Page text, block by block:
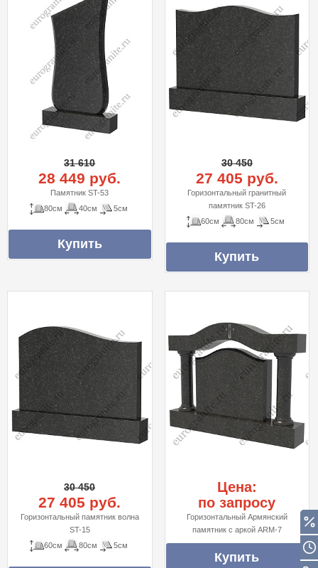
31 610
28 449 руб.
Памятник ST-53
80см
40см 5см
30 450
27 405 руб.
Горизонтальный гранитный
памятник ST-26
60см
80см 5см
30 450
27 405 руб.
Горизонтальный памятник волна
ST-15
60см
80см 5см
Цена:
по запросу
Горизонтальный Армянский
памятник с аркой ARM-7